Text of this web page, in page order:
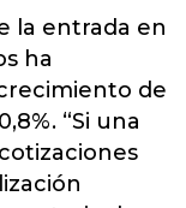
la entrada en
ha
de
“Si una